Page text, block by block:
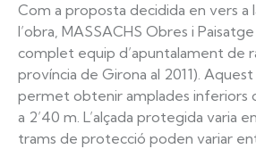
Com a proposta decidida en vers a
l’obra, MASSACHS Obres i
complet equip d’apuntalament de
província de Girona al 2011).
permet obtenir amplades inferiors
a 2’40 m. L’alçada protegida varia
trams de protecció poden variar